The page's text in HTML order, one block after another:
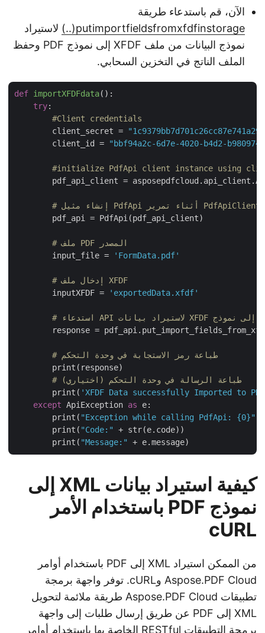
الآن، قم باستدعاء طريقة
putimportfieldsfromxfdfinstorage(..)
لاستيراد
نموذج البيانات من ملف XFDF إلى نموذج PDF وحفظ
الملف الناتج في التخزين السحابي.
def importXFDFdata ():
try
#Client credentials
        client_secret =
        client_id =
"bbf94a2c-6d7e-4020-b4d2-
#initialize PdfApi client instance using
pdf_api_client =
        pdf_api = PdfApi(pdf_api_client)
# ملف PDF المصدر
        input_file =
'FormData.pdf'
# إدخال ملف XFDF
        inputXFDF =
'exportedData.xfdf'
response =
# طباعة رمز الاستجابة في وحدة التحكم
        print(response)
# طباعة الرسالة في وحدة التحكم (اختياري)
        print(
'XFDF Data successfully Imported to
except ApiException as e:
        print(
"Exception while calling PdfApi: {0}"
        print(
"Code:" + str(e.code))
        print(
"Message:"
كيفية استيراد بيانات XML إلى
نموذج PDF باستخدام الأمر
cURL
من الممكن استيراد XML إلى PDF باستخدام أوامر
Aspose.PDF Cloud وcURL. توفر واجهة برمجة
تطبيقات Aspose.PDF Cloud طريقة ملائمة لتحويل
XML إلى PDF عن طريق إرسال طلبات إلى واجهة
برمجة التطبيقات RESTful الخاصة بها باستخدام أوامر